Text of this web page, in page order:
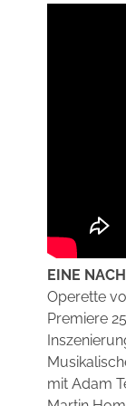
EINE
Operette
Premiere
mit Adam